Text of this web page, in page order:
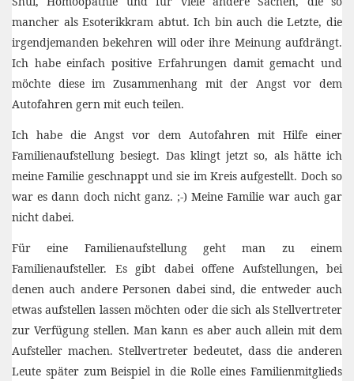
mancher als Esoterikkram abtut. Ich bin auch die Letzte, die
irgendjemanden bekehren will oder ihre Meinung aufdrängt.
Ich habe einfach positive Erfahrungen damit gemacht und
möchte diese im Zusammenhang mit der Angst vor dem
Autofahren gern mit euch teilen.
Ich habe die Angst vor dem Autofahren mit Hilfe einer
Familienaufstellung besiegt. Das klingt jetzt so, als hätte ich
meine Familie geschnappt und sie im Kreis aufgestellt. Doch so
war es dann doch nicht ganz. ;-) Meine Familie war auch gar
nicht dabei.
Für eine Familienaufstellung geht man zu einem
Familienaufsteller. Es gibt dabei offene Aufstellungen, bei
denen auch andere Personen dabei sind, die entweder auch
etwas aufstellen lassen möchten oder die sich als Stellvertreter
zur Verfügung stellen. Man kann es aber auch allein mit dem
Aufsteller machen. Stellvertreter bedeutet, dass die anderen
Leute später zum Beispiel in die Rolle eines Familienmitglieds